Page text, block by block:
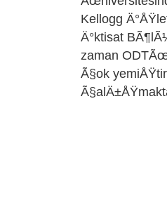
Kellogg
Ä°ktisat
zaman
Ã§ok